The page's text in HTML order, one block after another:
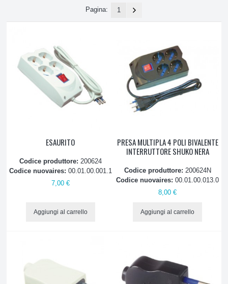
Pagina: 1
ESAURITO
Codice produttore: 200624
Codice nuovaires: 00.01.00.001.1
7,00 €
Aggiungi al carrello
PRESA MULTIPLA 4 POLI BIVALENTE
INTERRUTTORE SHUKO NERA
Codice produttore: 200624N
Codice nuovaires:00.01.00.013.0
8,00 €
Aggiungi al carrello